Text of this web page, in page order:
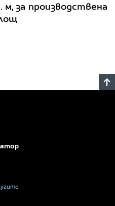
за производствена